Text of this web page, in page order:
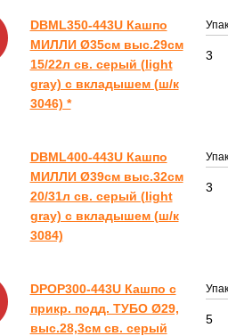
DBML350-443U Кашпо
МИЛЛИ Ø35см выс.29см
15/22л св. серый (light
gray) с вкладышем (ш/к
3046) *
3
DBML400-443U Кашпо
МИЛЛИ Ø39см выс.32см
20/31л св. серый (light
gray) с вкладышем (ш/к
3084)
3
DPOP300-443U Кашпо с
прикр. подд. ТУБО Ø29,
выс.28,3см св. серый
5